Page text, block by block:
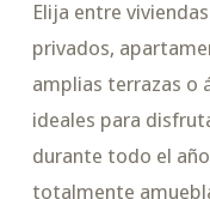
Elija entre
privados,
amplias terrazas o
ideales para
durante todo el
totalmente